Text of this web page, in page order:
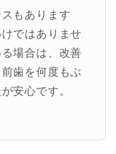
もあります
ではありませ
場合は、改善
歯を何度もぶ
安心です。